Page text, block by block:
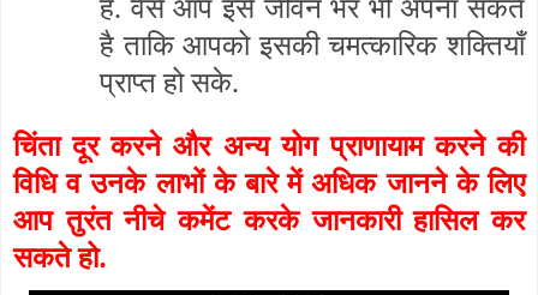
है. वैसे आप इसे जीवन भर भी अपना सकते
है ताकि आपको इसकी चमत्कारिक शक्तियाँ
प्राप्त हो सके.
चिंता दूर करने और अन्य योग प्राणायाम करने की
विधि व उनके लाभों के बारे में अधिक जानने के लिए
आप तुरंत नीचे कमेंट करके जानकारी हासिल कर
सकते हो.